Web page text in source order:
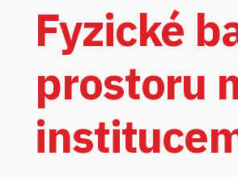
Fyzické
prostoru